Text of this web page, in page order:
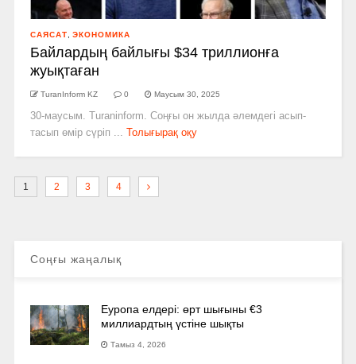
САЯСАТ ЭКОНОМИКА
Байлардың байлығы $34 триллионға
жуықтаған
TuranInform KZ 0 Маусым 30, 2025
30-маусым. Turaninform. Соңғы он жылда әлемдегі асып-
тасып өмір сүріп ...
Толығырақ оқу
1 2 3 4
Соңғы жаңалық
Еуропа елдері: өрт шығыны €3
миллиардтың үстіне шықты
Тамыз 4, 2026